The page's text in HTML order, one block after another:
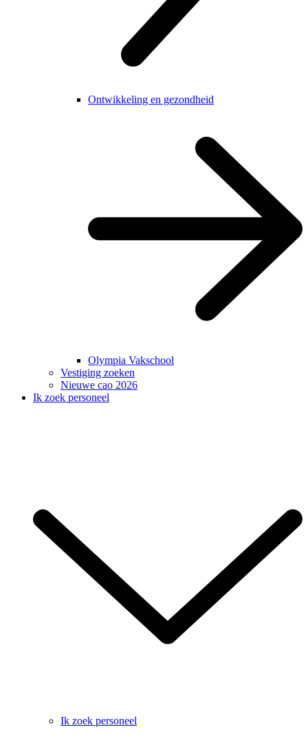
Ontwikkeling en gezondheid
Olympia Vakschool
Vestiging zoeken
Nieuwe cao 2026
Ik zoek personeel
Ik zoek personeel